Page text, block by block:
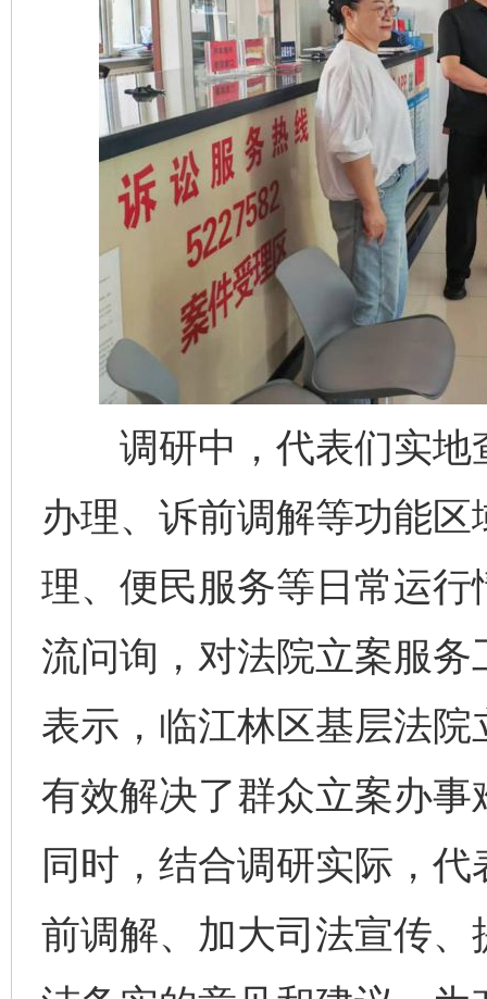
调研中，代表们实地
办理、诉前调解等功能
理、便民服务等日常运
流问询，对法院立案服
表示，临江林区基层法
有效解决了群众立案办
同时，结合调研实际，
前调解、加大司法宣传